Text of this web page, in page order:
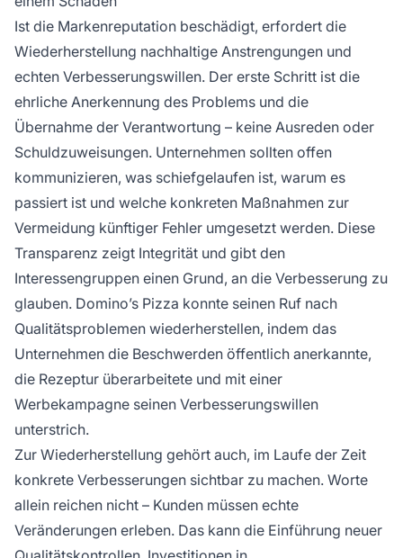
Ist die Markenreputation beschädigt, erfordert die
Wiederherstellung nachhaltige Anstrengungen und
echten Verbesserungswillen. Der erste Schritt ist die
ehrliche Anerkennung des Problems und die
Übernahme der Verantwortung – keine Ausreden oder
Schuldzuweisungen. Unternehmen sollten offen
kommunizieren, was schiefgelaufen ist, warum es
passiert ist und welche konkreten Maßnahmen zur
Vermeidung künftiger Fehler umgesetzt werden. Diese
Transparenz zeigt Integrität und gibt den
Interessengruppen einen Grund, an die Verbesserung zu
glauben. Domino’s Pizza konnte seinen Ruf nach
Qualitätsproblemen wiederherstellen, indem das
Unternehmen die Beschwerden öffentlich anerkannte,
die Rezeptur überarbeitete und mit einer
Werbekampagne seinen Verbesserungswillen
unterstrich.
Zur Wiederherstellung gehört auch, im Laufe der Zeit
konkrete Verbesserungen sichtbar zu machen. Worte
allein reichen nicht – Kunden müssen echte
Veränderungen erleben. Das kann die Einführung neuer